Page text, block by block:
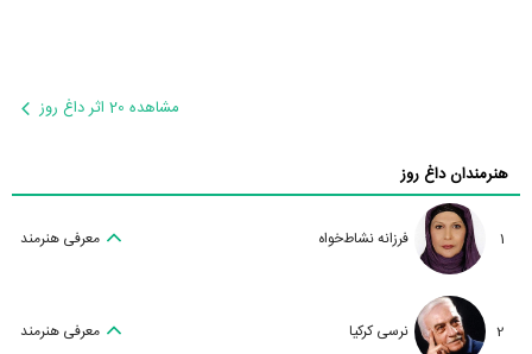
مشاهده 20 اثر داغ روز
هنرمندان داغ روز
1 فرزانه نشاط‌خواه معرفی هنرمند
2 نرسی کرکیا معرفی هنرمند